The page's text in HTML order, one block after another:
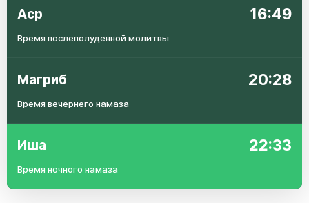
Аср 16:49
Время послеполуденной молитвы
Магриб 20:28
Время вечернего намаза
Иша 22:33
Время ночного намаза